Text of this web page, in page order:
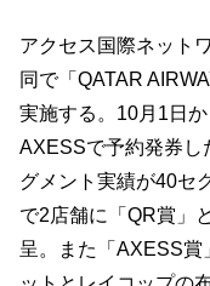
アクセス国際ネット
同で「QATAR
実施する。10月1日
AXESSで予約発券し
グメント実績が40セ
で2店舗に「QR賞」
呈。また「AXESS賞